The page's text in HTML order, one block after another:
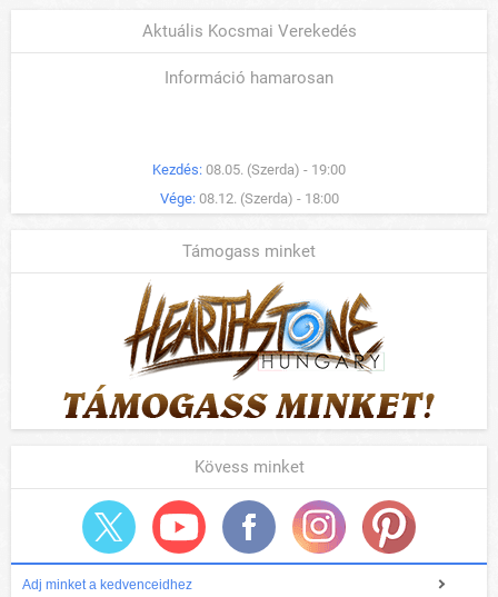
Aktuális Kocsmai Verekedés
Információ hamarosan
Kezdés: 08.05. (Szerda) - 19:00
Vége: 08.12. (Szerda) - 18:00
Támogass minket
Kövess minket
Adj minket a kedvenceidhez